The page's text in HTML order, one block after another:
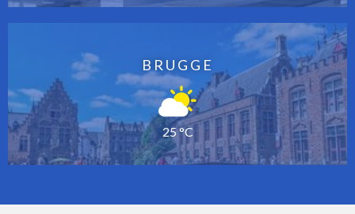
BRUGGE
25 °C